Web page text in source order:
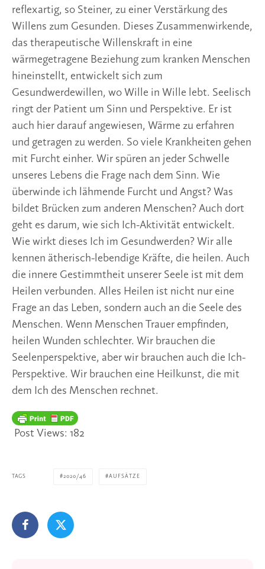
reflexartig, so Steiner, zu einer Verstärkung des
Willens zum Gesunden. Dieses Zusammenwirkende,
das therapeutische Willenskraft in eine
wärmegetragene Beziehung zum kranken Menschen
hineinstellt, entwickelt sich zum
Gesundwerdewillen, wo Wille in Wille lebt. Seelisch
ringt der Patient um Sinn und Perspektive. Er ist
auch hier darauf angewiesen, Wärme zu erfahren
und getragen zu werden. So viele Krankheiten gehen
mit Furcht einher. Wir spüren an jeder Schwelle
unseres Lebens die Frage nach dem Sinn. Wie
überwinde ich lähmende Furcht und Angst? Was
bildet Brücken zum anderen Menschen? Auch dort
geht es darum, wie sich Ich-Aktivität entwickelt.
Wie wirkt dieses Ich im Gesundwerden? Wir alle
kennen ätherisch-lebendige Kräfte, die heilen. Auch
die innere Gestimmtheit unserer Seele ist mit dem
Heilen verbunden. Alles Heilen ist nicht nur eine
Frage an das Leben, sondern auch an die Seele des
Menschen. Wenn Menschen Trauer empfinden,
heilen Wunden schlechter. Wir brauchen die
Seelenperspektive, aber wir brauchen auch die Ich-
Perspektive. Wir brauchen eine Heilkunst, die mit
dem Ich des Menschen rechnet.
Post Views: 182
TAGS 2020/46 AUFSÄTZE